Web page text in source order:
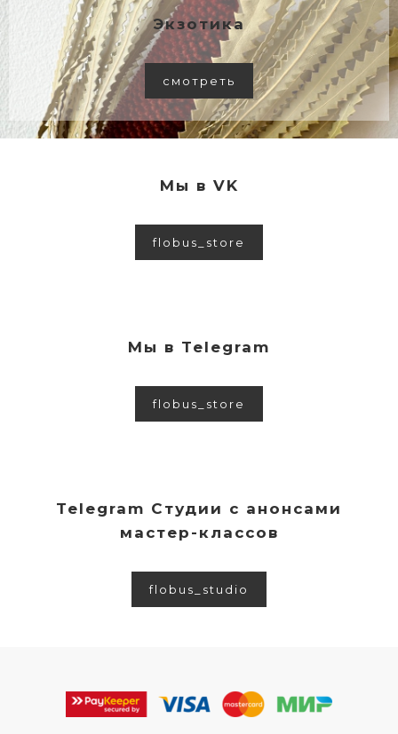
Экзотика
смотреть
Мы в VK
flobus_store
Мы в Telegram
flobus_store
Telegram Студии с анонсами
мастер-классов
flobus_studio